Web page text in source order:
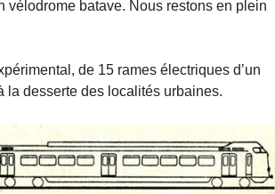
vélodrome batave. Nous restons en plein
de 15 rames électriques d’un
la desserte des localités urbaines.